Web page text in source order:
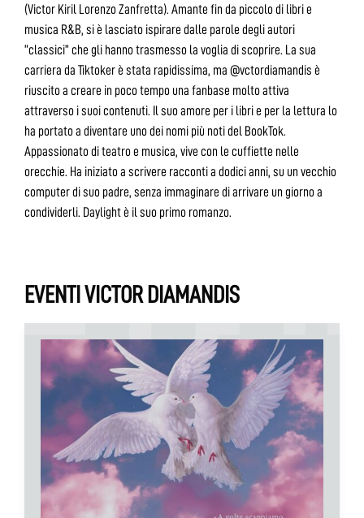
(Victor Kiril Lorenzo Zanfretta). Amante fin da piccolo di libri e
musica R&B, si è lasciato ispirare dalle parole degli autori
“classici” che gli hanno trasmesso la voglia di scoprire. La sua
carriera da Tiktoker è stata rapidissima, ma @vctordiamandis è
riuscito a creare in poco tempo una fanbase molto attiva
attraverso i suoi contenuti. Il suo amore per i libri e per la lettura lo
ha portato a diventare uno dei nomi più noti del BookTok.
Appassionato di teatro e musica, vive con le cuffiette nelle
orecchie. Ha iniziato a scrivere racconti a dodici anni, su un vecchio
computer di suo padre, senza immaginare di arrivare un giorno a
condividerli. Daylight è il suo primo romanzo.
EVENTI VICTOR DIAMANDIS